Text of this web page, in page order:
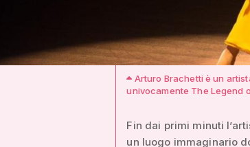
Arturo Brachetti è un
univocamente The Legend
Fin dai primi minuti
un luogo immaginario